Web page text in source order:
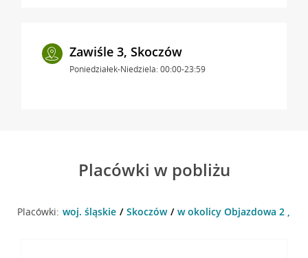
Zawiśle 3, Skoczów
Poniedziałek-Niedziela: 00:00-23:59
Placówki w pobliżu
Placówki: woj. śląskie Skoczów w okolicy Objazdowa 2 ,